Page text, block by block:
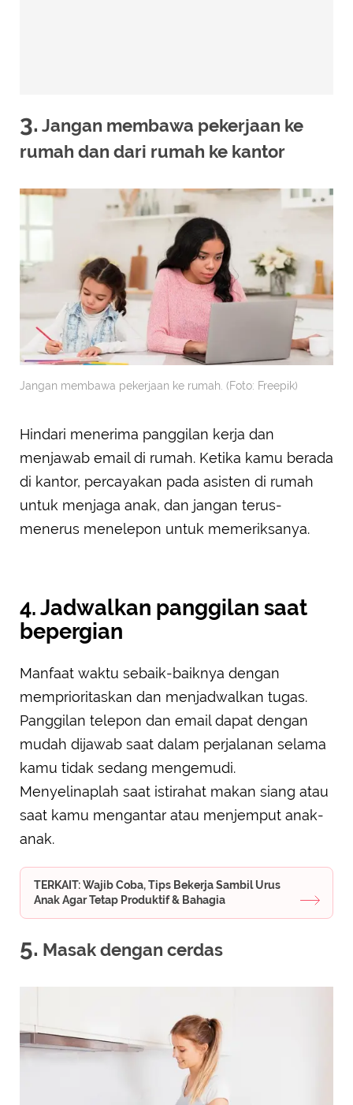
3. Jangan membawa pekerjaan ke
rumah dan dari rumah ke kantor
Jangan membawa pekerjaan ke rumah. (Foto: Freepik)
Hindari menerima panggilan kerja dan
menjawab email di rumah. Ketika kamu berada
di kantor, percayakan pada asisten di rumah
untuk menjaga anak, dan jangan terus-
menerus menelepon untuk memeriksanya.
4. Jadwalkan panggilan saat
bepergian
Manfaat waktu sebaik-baiknya dengan
memprioritaskan dan menjadwalkan tugas.
Panggilan telepon dan email dapat dengan
mudah dijawab saat dalam perjalanan selama
kamu tidak sedang mengemudi.
Menyelinaplah saat istirahat makan siang atau
saat kamu mengantar atau menjemput anak-
anak.
TERKAIT: Wajib Coba, Tips Bekerja Sambil Urus
Anak Agar Tetap Produktif & Bahagia
5. Masak dengan cerdas